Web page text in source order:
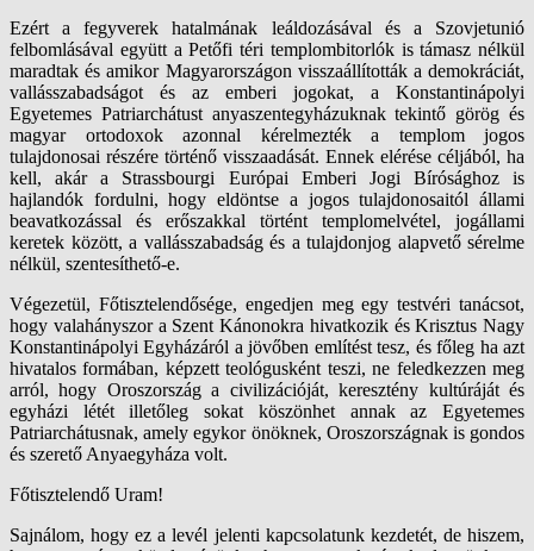
Ezért a fegyverek hatalmának leáldozásával és a Szovjetunió
felbomlásával együtt a Petőfi téri templombitorlók is támasz nélkül
maradtak és amikor Magyarországon visszaállították a demokráciát,
vallásszabadságot és az emberi jogokat, a Konstantinápolyi
Egyetemes Patriarchátust anyaszentegyházuknak tekintő görög és
magyar ortodoxok azonnal kérelmezték a templom jogos
tulajdonosai részére történő visszaadását. Ennek elérése céljából, ha
kell, akár a Strassbourgi Európai Emberi Jogi Bírósághoz is
hajlandók fordulni, hogy eldöntse a jogos tulajdonosaitól állami
beavatkozással és erőszakkal történt templomelvétel, jogállami
keretek között, a vallásszabadság és a tulajdonjog alapvető sérelme
nélkül, szentesíthető-e.
Végezetül, Főtisztelendősége, engedjen meg egy testvéri tanácsot,
hogy valahányszor a Szent Kánonokra hivatkozik és Krisztus Nagy
Konstantinápolyi Egyházáról a jövőben említést tesz, és főleg ha azt
hivatalos formában, képzett teológusként teszi, ne feledkezzen meg
arról, hogy Oroszország a civilizációját, keresztény kultúráját és
egyházi létét illetőleg sokat köszönhet annak az Egyetemes
Patriarchátusnak, amely egykor önöknek, Oroszországnak is gondos
és szerető Anyaegyháza volt.
Főtisztelendő Uram!
Sajnálom, hogy ez a levél jelenti kapcsolatunk kezdetét, de hiszem,